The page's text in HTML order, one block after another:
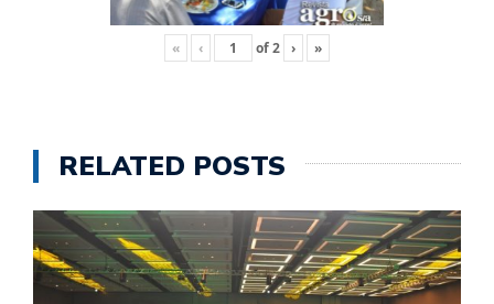
« ‹ of2 › »
RELATED POSTS